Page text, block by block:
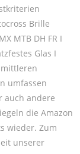
Brille
MTB DH FR I
Glas I
mittleren
umfassen
auch andere
die Amazon
wieder. Zum
unserer